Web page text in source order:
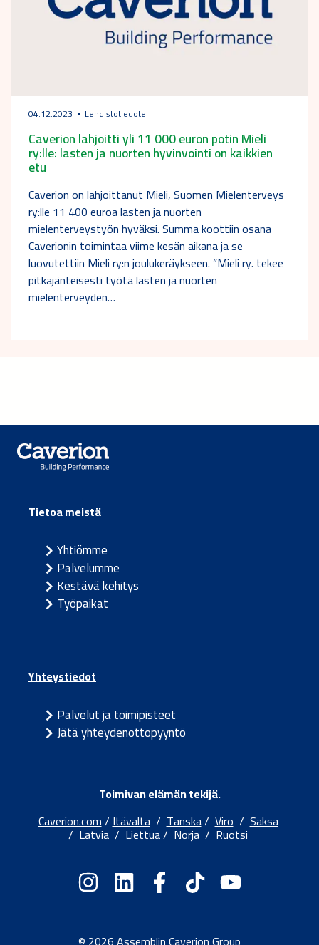
04.12.2023 Lehdistötiedote
Caverion lahjoitti yli 11 000 euron potin Mieli
ry:lle: lasten ja nuorten hyvinvointi on kaikkien
etu
Caverion on lahjoittanut Mieli, Suomen Mielenterveys
ry:lle 11 400 euroa lasten ja nuorten
mielenterveystyön hyväksi. Summa koottiin osana
Caverionin toimintaa viime kesän aikana ja se
luovutettiin Mieli ry:n joulukeräykseen. ”Mieli ry. tekee
pitkäjänteisesti työtä lasten ja nuorten
mielenterveyden…
Tietoa meistä
Yhtiömme
Palvelumme
Kestävä kehitys
Työpaikat
Yhteystiedot
Palvelut ja toimipisteet
Jätä yhteydenottopyyntö
Toimivan elämän tekijä.
Caverion.com/Itävalta/Tanska/Viro/Saksa
/ Latvia / Liettua/ Norja / Ruotsi